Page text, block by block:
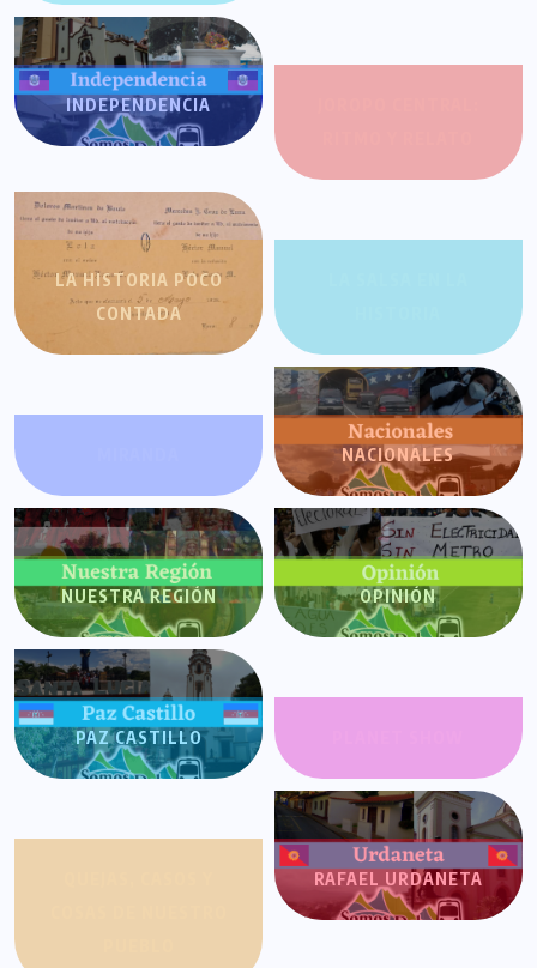
INDEPENDENCIA
LA HISTORIA POCO
CONTADA
NACIONALES
NUESTRA REGIÓN OPINIÓN
PAZ CASTILLO
RAFAEL URDANETA